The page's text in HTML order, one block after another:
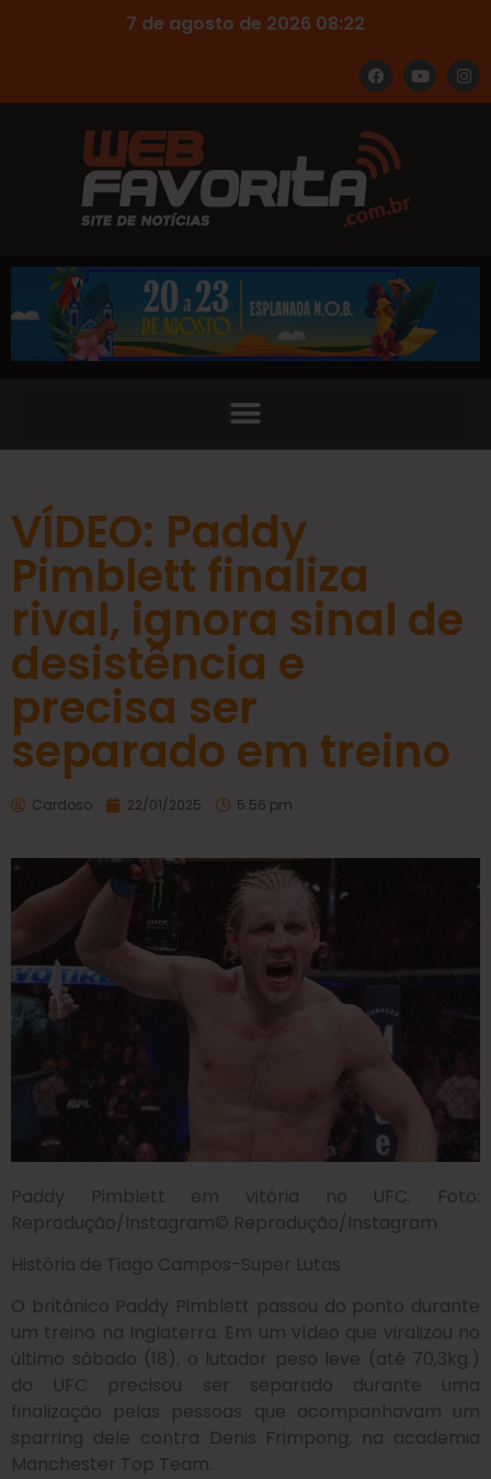
7 de agosto de 2026 08:22
VÍDEO: Paddy
Pimblett finaliza
rival, ignora sinal de
desistência e
precisa ser
separado em treino
Cardoso 22/01/2025 5:56 pm
Paddy Pimblett em vitória no UFC. Foto:
Reprodução/Instagram© Reprodução/Instagram
História de Tiago Campos-Super Lutas
O britânico Paddy Pimblett passou do ponto durante
um treino na Inglaterra. Em um vídeo que viralizou no
último sábado (18), o lutador peso leve (até 70,3kg.)
do UFC precisou ser separado durante uma
finalização pelas pessoas que acompanhavam um
sparring dele contra Denis Frimpong, na academia
Manchester Top Team.